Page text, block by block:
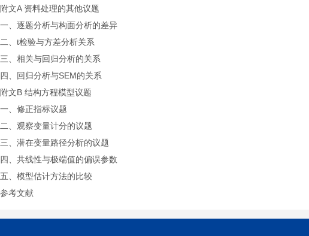
附文A 资料处理的其他议题
一、逐题分析与构面分析的差异
二、t检验与方差分析关系
三、相关与回归分析的关系
四、回归分析与SEM的关系
附文B 结构方程模型议题
一、修正指标议题
二、观察变量计分的议题
三、潜在变量路径分析的议题
四、共线性与极端值的偏误参数
五、模型估计方法的比较
参考文献